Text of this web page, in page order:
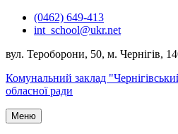
Перейти(0462) 649-413
int_school@ukr.net
вул. Тероборони, 50, м. Чернігів,
Комунальний заклад
обласної ради
Меню